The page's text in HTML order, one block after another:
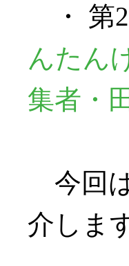
・ 第2
んたん
集者・
今回
介しま